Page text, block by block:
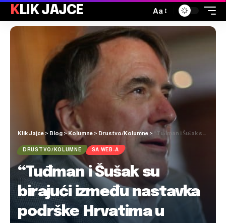
KLIK JAJCE Aa
Klik Jajce > Blog >Kolumne > Drustvo/Kolumne > “Tuđman i Šušak su birajući između nastavka podrške Hrvatima u sukobu s muslimanima i partnerstva sa SAD-om izabrali ovo drugo”
DRUSTVO/KOLUMNE SA WEB-A
“Tuđman i Šušak su
birajući između nastavka
podrške Hrvatima u